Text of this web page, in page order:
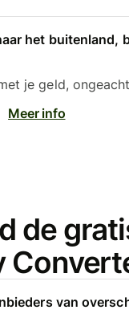
het buitenland,
je geld,
Meer info
de
van